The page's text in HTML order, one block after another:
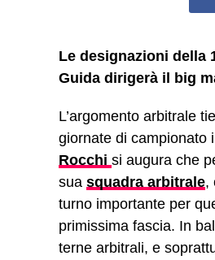
Le designazioni della
Guida dirigerà il big
L’argomento arbitrale
giornate di campionato
Rocchi si augura che
sua squadra arbitrale,
turno importante per
primissima fascia. In
terne arbitrali, e